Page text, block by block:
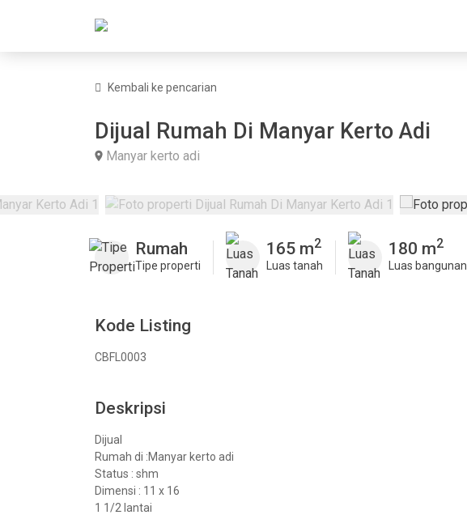
Kembali ke pencarian
Dijual Rumah Di Manyar Kerto Adi
Manyar kerto adi
Rumah
Tipe properti
165 m2
Luas tanah
180 m2
Luas bangunan
Kode Listing
CBFL0003
Deskripsi
Dijual
Rumah di :Manyar kerto adi
Status : shm
Dimensi : 11 x 16
1 1/2 lantai